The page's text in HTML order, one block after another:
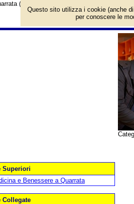
(Pistoia).
Superiori
e Benessere a Quarrata
Collegate
Questo sito utilizza i cookie (anche
per conoscere le